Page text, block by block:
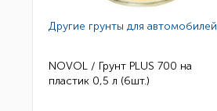
Другие грунты для автомобилей
NOVOL / Грунт PLUS 700 на
пластик 0,5 л (6шт.)